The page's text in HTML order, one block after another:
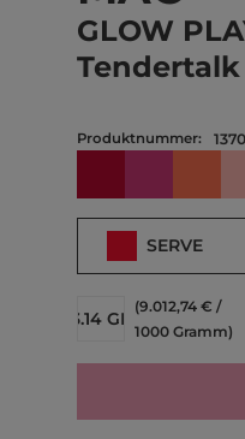
GLOW
Produktnummer:
SERVE
3.14 GR
(9.012,74 € /
1000 Gramm)